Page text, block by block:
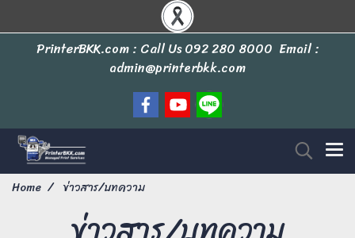
PrinterBKK.com : Call Us092 280 8000 Email :
admin@printerbkk.com
Home ข่าวสาร/บทความ